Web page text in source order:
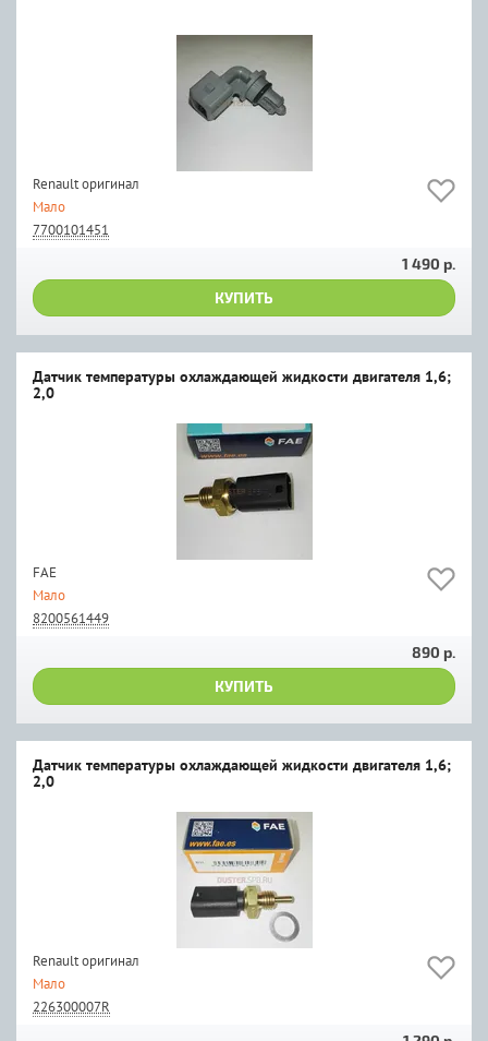
Renault оригинал
Мало
7700101451
1 490 р.
КУПИТЬ
Датчик температуры охлаждающей жидкости двигателя 1,6;
2,0
FAE
Мало
8200561449
890 р.
КУПИТЬ
Датчик температуры охлаждающей жидкости двигателя 1,6;
2,0
Renault оригинал
Мало
226300007R